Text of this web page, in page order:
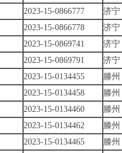
2023-15-0866777
济宁
2023-15-0866778
济宁
2023-15-0869741
济宁
2023-15-0869791
济宁
2023-15-0134455
滕州
2023-15-0134458
滕州
2023-15-0134460
滕州
2023-15-0134462
滕州
2023-15-0134465
滕州